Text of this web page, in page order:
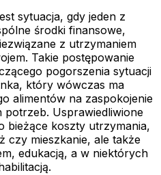
sytuacja, gdy jeden z
środki finansowe,
z utrzymaniem
Takie postępowanie
pogorszenia sytuacji
który wówczas ma
alimentów na zaspokojenie
Usprawiedliwione
bieżące koszty utrzymania,
czy mieszkanie, ale także
edukacją, a w niektórych